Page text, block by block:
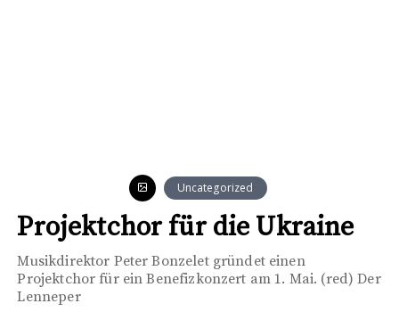
Uncategorized
Projektchor für die Ukraine
Musikdirektor Peter Bonzelet gründet einen
Projektchor für ein Benefizkonzert am 1. Mai. (red) Der
Lenneper